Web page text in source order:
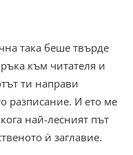
така беше твърде
към читателя и
ти направи
разписание. И ето ме
най-лесният път
ѝ заглавие.